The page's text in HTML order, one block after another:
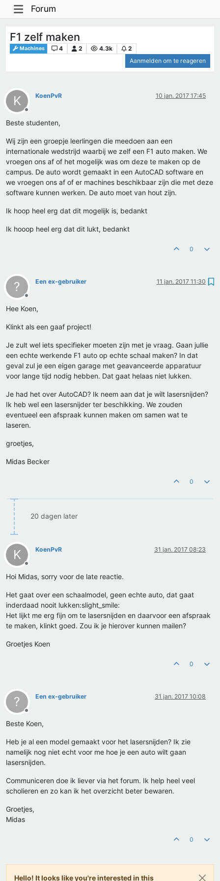
Forum
F1 zelf maken
Machines 4 2 4.3k
2
Aanmelden om te reageren
K
Offline
KoenPvR 10 jan. 2017 17:45
Beste studenten,
Wij zijn een groepje leerlingen die meedoen aan een
internationale wedstrijd waarbij we zelf een F1 auto maken. We
vroegen ons af of het mogelijk was om deze te maken op de
campus. De auto wordt gemaakt in een AutoCAD software en
we vroegen ons af of er machines beschikbaar zijn die met deze
software kunnen werken. De auto moet van hout zijn.
Ik hoop heel erg dat dit mogelijk is, bedankt
Ik hooop heel erg dat dit lukt, bedankt
0
?
Offline
Een ex-gebruiker 11 jan. 2017 11:30
Hee Koen,
Klinkt als een gaaf project!
Je zult wel iets specifieker moeten zijn met je vraag. Gaan jullie
een echte werkende F1 auto op echte schaal maken? In dat
geval zul je een eigen garage met geavanceerde apparatuur
voor lange tijd nodig hebben. Dat gaat helaas niet lukken.
Je had het over AutoCAD? Ik neem aan dat je wilt lasersnijden?
Ik heb wel een lasersnijder ter beschikking. We zouden
eventueel een afspraak kunnen maken om samen wat te
laseren.
groetjes,
Midas Becker
0
20 dagen later
K
Offline
KoenPvR 31 jan. 2017 08:23
Hoi Midas, sorry voor de late reactie.
Het gaat over een schaalmodel, geen echte auto, dat gaat
inderdaad nooit lukken:slight_smile:
Het lijkt me erg fijn om te lasersnijden en daarvoor een afspraak
te maken, klinkt goed. Zou ik je hierover kunnen mailen?
Groetjes Koen
0
?
Offline
Een ex-gebruiker 31 jan. 2017 10:08
Beste Koen,
Heb je al een model gemaakt voor het lasersnijden? Ik zie
namelijk nog niet echt voor me hoe je een auto wilt gaan
lasersnijden.
Communiceren doe ik liever via het forum. Ik help heel veel
scholieren en zo kan ik het overzicht beter bewaren.
Groetjes,
Midas
0
Hello! It looks like you're interested in this